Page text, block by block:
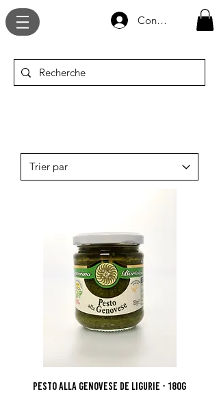
Connexion
Pesto Alla Genovese De Ligurie - 180G